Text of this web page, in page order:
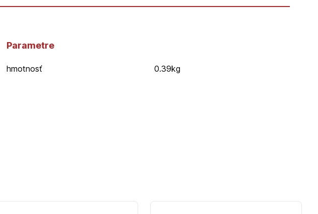
Parametre
hmotnosť 0.39kg